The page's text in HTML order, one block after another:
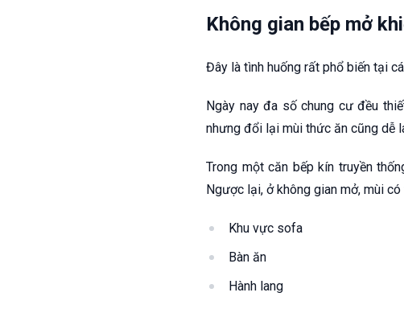
Không gian bếp mở
Đây là tình huống rất phổ biến tại
Ngày nay đa số chung cư đều
nhưng đổi lại mùi thức ăn cũng dễ
Trong một căn bếp kín truyền
Ngược lại, ở không gian mở, mùi
Khu vực sofa
Bàn ăn
Hành lang